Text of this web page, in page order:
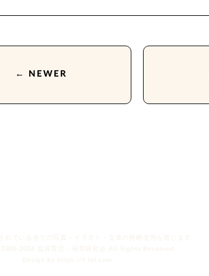
← NEWER